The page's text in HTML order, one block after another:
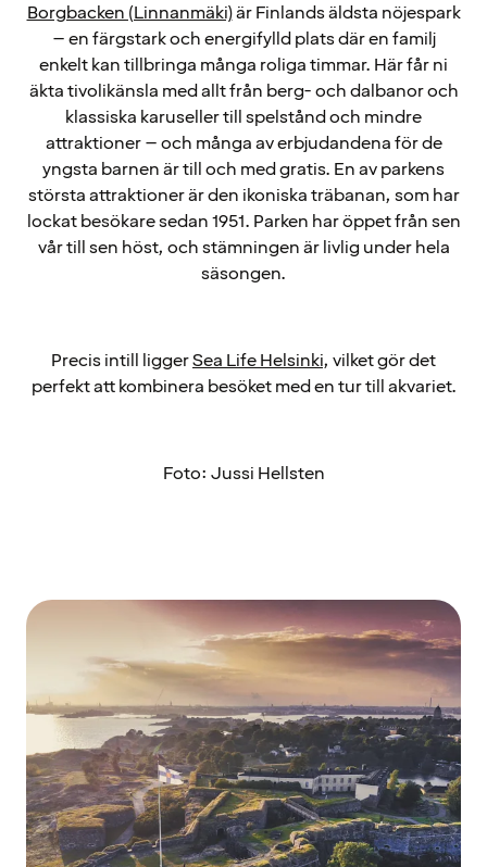
Borgbacken (Linnanmäki)är Finlands äldsta nöjespark
– en färgstark och energifylld plats där en familj
enkelt kan tillbringa många roliga timmar. Här får ni
äkta tivolikänsla med allt från berg- och dalbanor och
klassiska karuseller till spelstånd och mindre
attraktioner – och många av erbjudandena för de
yngsta barnen är till och med gratis. En av parkens
största attraktioner är den ikoniska träbanan, som har
lockat besökare sedan 1951. Parken har öppet från sen
vår till sen höst, och stämningen är livlig under hela
säsongen.
Precis intill liggerSea Life Helsinki, vilket gör det
perfekt att kombinera besöket med en tur till akvariet.
Foto: Jussi Hellsten